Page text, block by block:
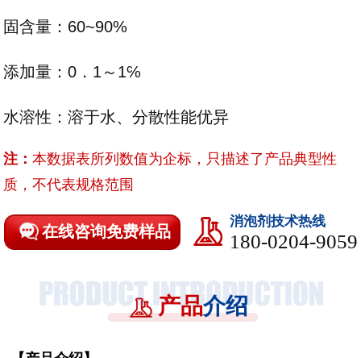
固含量：60~90%
添加量：0．1～1℅
水溶性：溶于水、分散性能优异
注：本数据表所列数值为企标，只描述了产品典型性
质，不代表规格范围
在线咨询免费样品
消泡剂技术热线
180-0204-9059
产品介绍